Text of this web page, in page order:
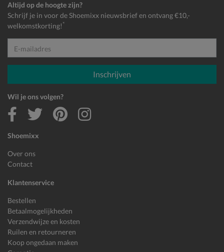
Shoemixx
Over ons
Contact
Klantenservice
Bestellen
Betaalmogelijkheden
Verzendwijze en kosten
Ruilen en retourneren
Koop ongedaan maken
Altijd op de hoogte zijn?
Schrijf je in voor de Shoemixx nieuwsbrief en ontvang €10,-
welkomstkorting! *
E-mailadres
Inschrijven
Wil je ons volgen?